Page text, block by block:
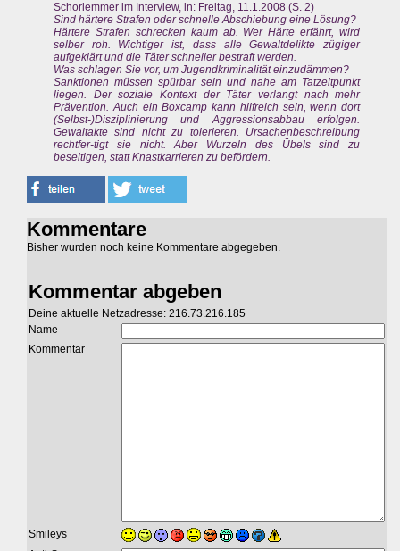
Schorlemmer im Interview, in: Freitag, 11.1.2008 (S. 2)
Sind härtere Strafen oder schnelle Abschiebung eine Lösung?
Härtere Strafen schrecken kaum ab. Wer Härte erfährt, wird
selber roh. Wichtiger ist, dass alle Gewaltdelikte zügiger
aufgeklärt und die Täter schneller bestraft werden.
Was schlagen Sie vor, um Jugendkriminalität einzudämmen?
Sanktionen müssen spürbar sein und nahe am Tatzeitpunkt
liegen. Der soziale Kontext der Täter verlangt nach mehr
Prävention. Auch ein Boxcamp kann hilfreich sein, wenn dort
(Selbst-)Disziplinierung und Aggressionsabbau erfolgen.
Gewaltakte sind nicht zu tolerieren. Ursachenbeschreibung
rechtfer-tigt sie nicht. Aber Wurzeln des Übels sind zu
beseitigen, statt Knastkarrieren zu befördern.
Kommentare
Bisher wurden noch keine Kommentare abgegeben.
Kommentar abgeben
Deine aktuelle Netzadresse: 216.73.216.185
Name
Kommentar
Smileys